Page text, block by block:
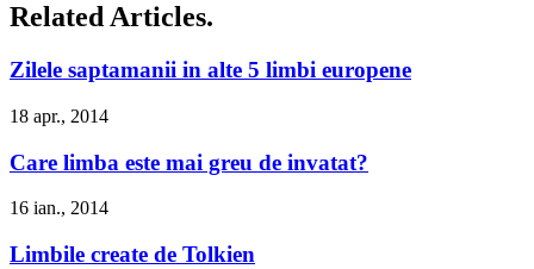
Related Articles.
Zilele saptamanii in alte 5 limbi europene
18 apr., 2014
Care limba este mai greu de invatat?
16 ian., 2014
Limbile create de Tolkien